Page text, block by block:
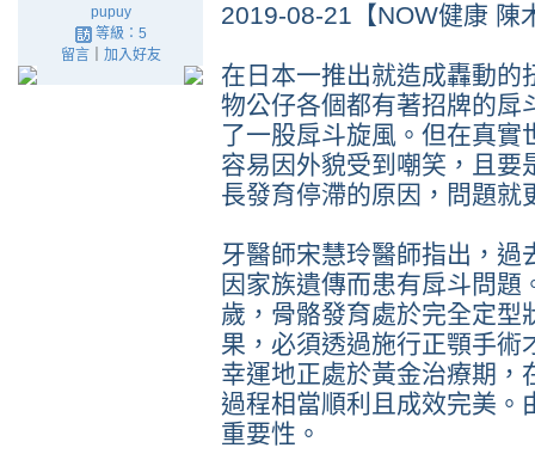
pupuy
等級：5
留言｜ 加入好友
2019-08-21【NOW健康 陳
在日本一推出就造成轟動的
物公仔各個都有著招牌的戽
了一股戽斗旋風。但在真實
容易因外貌受到嘲笑，且要
長發育停滯的原因，問題就
牙醫師宋慧玲醫師指出，
因家族遺傳而患有戽斗問
歲，骨骼發育處於完全定型
果，必須透過施行正顎手術
幸運地正處於黃金治療期，
過程相當順利且成效完美。
重要性。